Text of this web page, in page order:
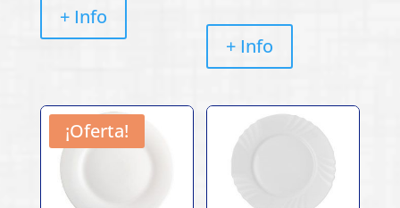
+ Info
+ Info
¡Oferta!